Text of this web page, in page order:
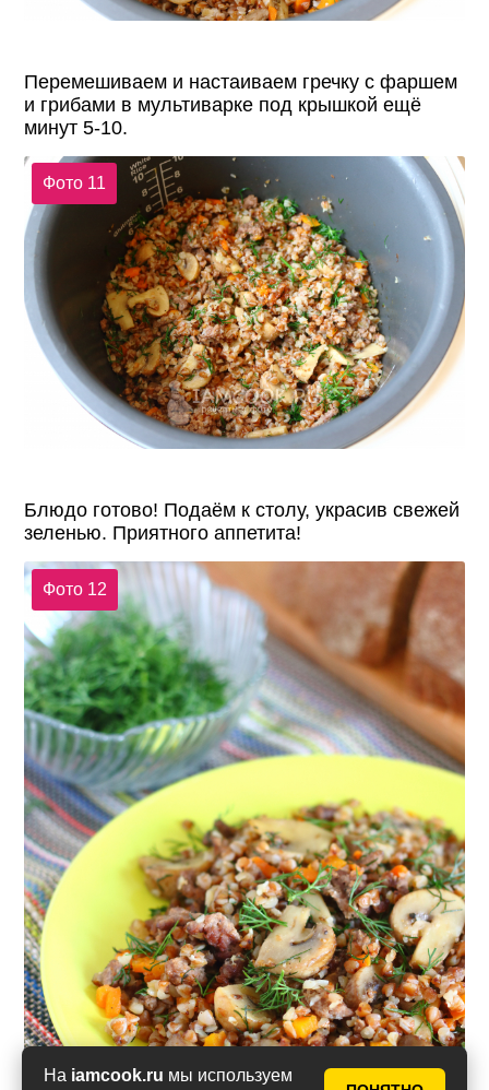
На iamcook.ru мы используем
Перемешиваем и настаиваем гречку с фаршем
и грибами в мультиварке под крышкой ещё
минут 5-10.
Фото 11
Блюдо готово! Подаём к столу, украсив свежей
зеленью. Приятного аппетита!
Фото 12